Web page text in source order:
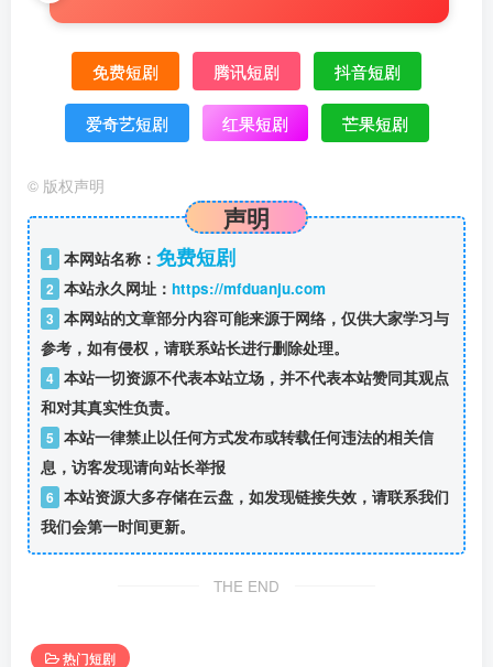
免费短剧 腾讯短剧 抖音短剧
爱奇艺短剧 红果短剧 芒果短剧
© 版权声明
声明
1 本网站名称： 免费短剧
2 本站永久网址： https://mfduanju.com
3 本网站的文章部分内容可能来源于网络，仅供大家学习与
参考，如有侵权，请联系站长进行删除处理。
4 本站一切资源不代表本站立场，并不代表本站赞同其观点
和对其真实性负责。
5 本站一律禁止以任何方式发布或转载任何违法的相关信
息，访客发现请向站长举报
6 本站资源大多存储在云盘，如发现链接失效，请联系我们
我们会第一时间更新。
THE END
热门短剧